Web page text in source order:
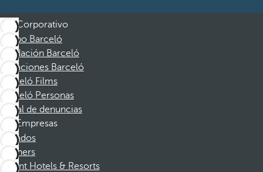
Corporativo
Grupo Barceló
Fundación Barceló
Vacaciones Barceló
Barceló Films
Barceló Personas
Canal de denuncias
Empresas
Afiliados
Partners
Dorint Hotels & Resorts